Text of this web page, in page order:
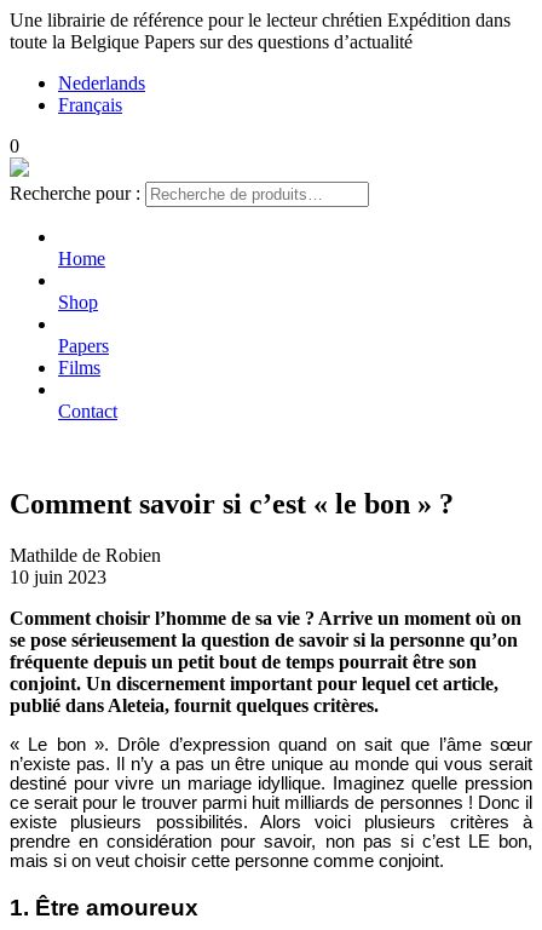
Une librairie de référence pour le lecteur chrétien Expédition dans
toute la Belgique Papers sur des questions d’actualité
Nederlands
Français
0
Recherche pour :
Home
Shop
Papers
Films
Contact
Comment savoir si c’est « le bon » ?
Mathilde de Robien
10 juin 2023
Comment choisir l’homme de sa vie ? Arrive un moment où on
se pose sérieusement la question de savoir si la personne qu’on
fréquente depuis un petit bout de temps pourrait être son
conjoint. Un discernement important pour lequel cet article,
publié dans Aleteia, fournit quelques critères.
« Le bon ». Drôle d’expression quand on sait que l’âme sœur
n’existe pas. Il n’y a pas un être unique au monde qui vous serait
destiné pour vivre un mariage idyllique. Imaginez quelle pression
ce serait pour le trouver parmi huit milliards de personnes ! Donc il
existe plusieurs possibilités. Alors voici plusieurs critères à
prendre en considération pour savoir, non pas si c’est LE bon,
mais si on veut choisir cette personne comme conjoint.
1. Être amoureux